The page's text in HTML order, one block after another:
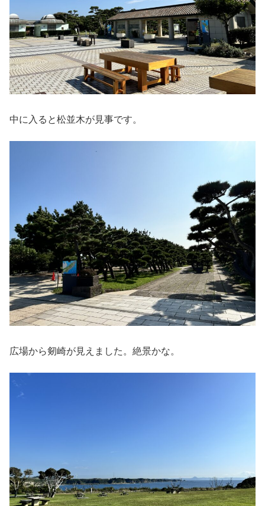
中に入ると松並木が見事です。
広場から剱崎が見えました。絶景かな。